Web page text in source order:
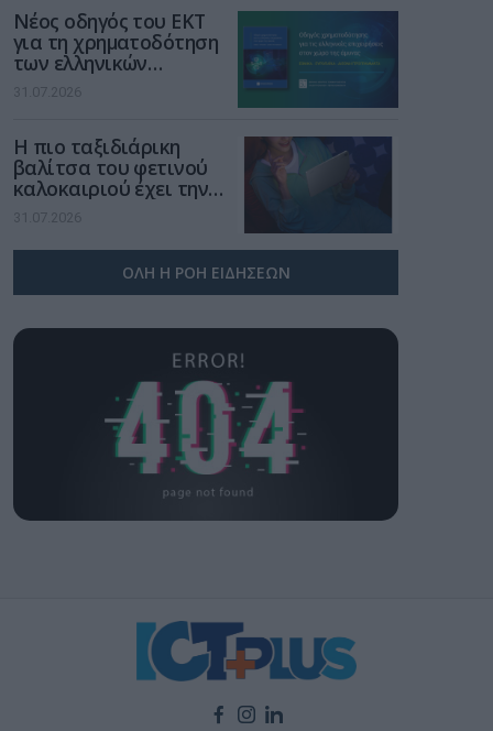
Νέος οδηγός του ΕΚΤ
για τη χρηματοδότηση
των ελληνικών
επιχειρήσεων στον
χώρο της άμυνας
31.07.2026
Η πιο ταξιδιάρικη
βαλίτσα του φετινού
καλοκαιριού έχει την
υπογραφή της Xiaomi
31.07.2026
ΟΛΗ Η ΡΟΗ ΕΙΔΗΣΕΩΝ